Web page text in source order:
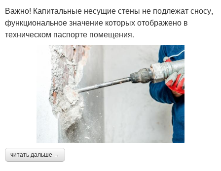
Важно! Капитальные несущие стены не подлежат сносу,
функциональное значение которых отображено в
техническом паспорте помещения.
читать дальше →